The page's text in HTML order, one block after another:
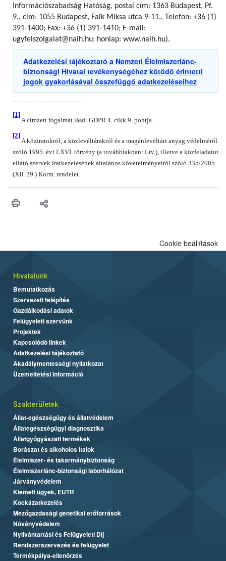
Információszabadság Hatóság, postai cím: 1363 Budapest, Pf.
9., cím: 1055 Budapest, Falk Miksa utca 9-11., Telefon: +36 (1)
391-1400; Fax: +36 (1) 391-1410; E-mail:
ugyfelszolgalat@naih.hu; honlap: www.naih.hu).
Adatkezelési tájékoztató a Nemzeti Élelmiszerlánc-
biztonsági Hivatal tevékenységéhez kötődő érintetti
jogok gyakorlásával összefüggő adatkezeléseihez
[1]
A címzett fogalmát lásd: GDPR 4. cikk 9. pontja.
[2]
A köziratokról, a közlevéltárakról és a magánlevéltári anyag védelméről
szóló 1995. évi LXVI. törvény (a továbbiakban: Ltv.), illetve a közfeladatot
ellátó szervek iratkezelésének általános követelményeiről szóló 335/2005.
(XII. 29.) Korm. rendelet.
Cookie beállítások
Hivatalunk
Bemutatkozás
Szervezeti felépítés
Gazdálkodási adatok
Felügyeleti szervünk
Projektek
Kapcsolódó linkek
Adatkezelési tájékoztató
Akadálymentességi nyilatkozat
Üzemeltetési információ
Szakterületek
Állat-egészségügy és állatvédelem
Állategészségügyi diagnosztika
Állatgyógyászati termékek
Borászat és alkoholos italok
Élelmiszer- és takarmánybiztonság
Élelmiszerlánc-biztonsági laborhálózat
Járványvédelem
Kiemelt ügyek, EUTR
Kockázatkezelés
Mezőgazdasági genetikai erőforrások
Növényvédelem
Nyilvántartási és Felügyeleti Díj
Rendszerszervezés és felügyelet
Termékpálya-ellenőrzés